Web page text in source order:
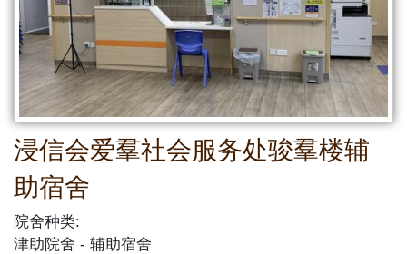
浸信会爱羣社会服务处骏羣楼辅
助宿舍
院舍种类:
津助院舍
辅助宿舍